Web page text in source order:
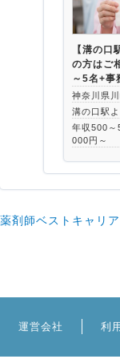
【溝の口
の方はご
～5名+
神奈川県
溝の口駅
年収500～
000円～
薬剤師ベストキャリア
運営会社 利